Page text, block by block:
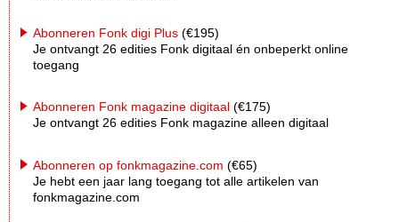
Abonneren Fonk digi Plus (€195)
Je ontvangt 26 edities Fonk digitaal én onbeperkt online
toegang
Abonneren Fonk magazine digitaal (€175)
Je ontvangt 26 edities Fonk magazine alleen digitaal
Abonneren op fonkmagazine.com (€65)
Je hebt een jaar lang toegang tot alle artikelen van
fonkmagazine.com